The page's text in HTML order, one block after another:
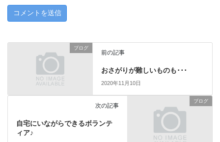
ブログ
前の記事
おさがりが難しいものも･･･
2020年11月10日
ブログ
次の記事
自宅にいながらできるボランテ
ィア♪